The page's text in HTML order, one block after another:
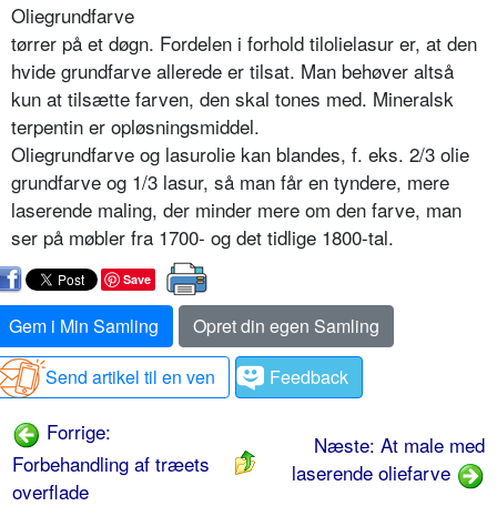
Oliegrundfarve
tørrer på et døgn. Fordelen i forhold tilolielasur er, at den
hvide grundfarve allerede er tilsat. Man behøver altså
kun at tilsætte farven, den skal tones med. Mineralsk
terpentin er opløsningsmiddel.
Oliegrundfarve og lasurolie kan blandes, f. eks. 2/3 olie
grundfarve og 1/3 lasur, så man får en tyndere, mere
laserende maling, der minder mere om den farve, man
ser på møbler fra 1700- og det tidlige 1800-tal.
Save
Gem i Min Samling
Opret din egen Samling
Send artikel til en ven
Feedback
Forrige:
Forbehandling af træets
overflade
Næste: At male med
laserende oliefarve